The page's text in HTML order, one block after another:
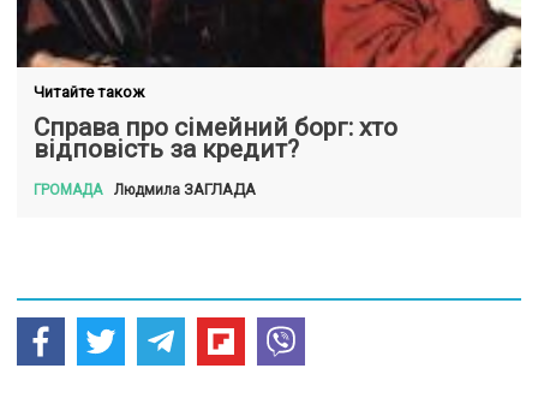
Читайте також
Справа про сімейний борг: хто
відповість за кредит?
ГРОМАДА Людмила ЗАГЛАДА